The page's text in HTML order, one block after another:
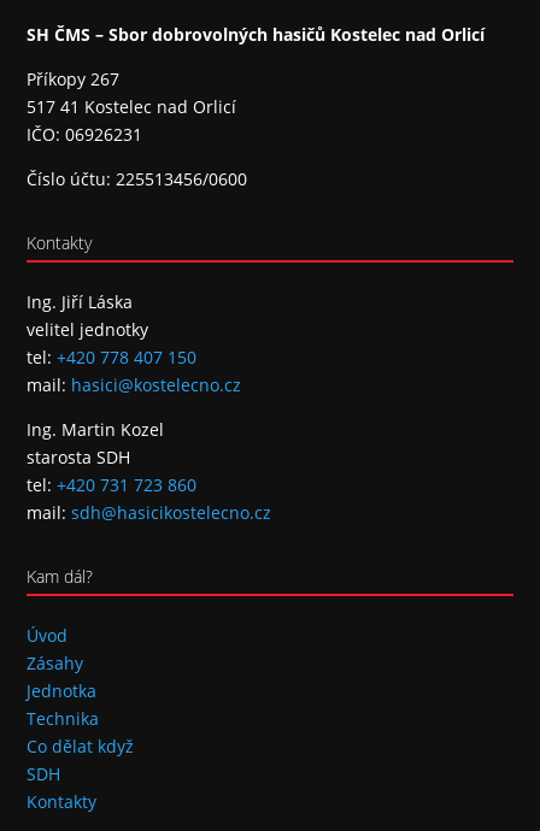
SH ČMS – Sbor dobrovolných hasičů Kostelec nad Orlicí
Příkopy 267
517 41 Kostelec nad Orlicí
IČO: 06926231
Číslo účtu: 225513456/0600
Kontakty
Ing. Jiří Láska
velitel jednotky
tel:+420 778 407 150
mail: hasici@kostelecno.cz
Ing. Martin Kozel
starosta SDH
tel:+420 731 723 860
mail:sdh@hasicikostelecno.cz
Kam dál?
Úvod
Zásahy
Jednotka
Technika
Co dělat když
SDH
Kontakty